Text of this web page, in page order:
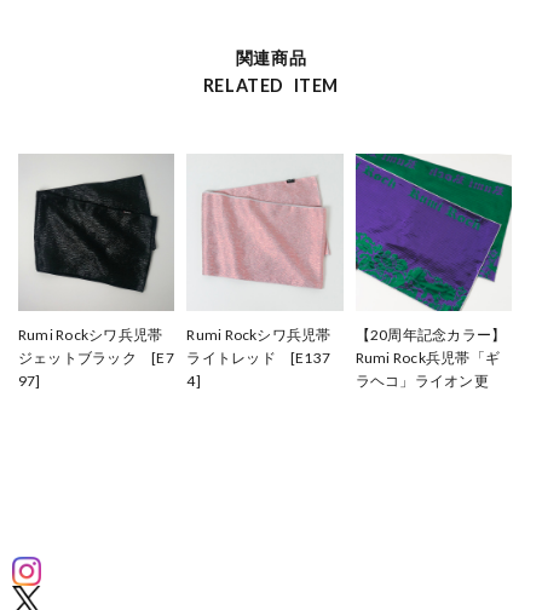
関連商品
RELATED ITEM
Rumi Rockシワ兵児帯
ジェットブラック [E7
97]
Rumi Rockシワ兵児帯
ライトレッド [E137
4]
【20周年記念カラー】
Rumi Rock兵児帯「ギ
ラヘコ」ライオン更